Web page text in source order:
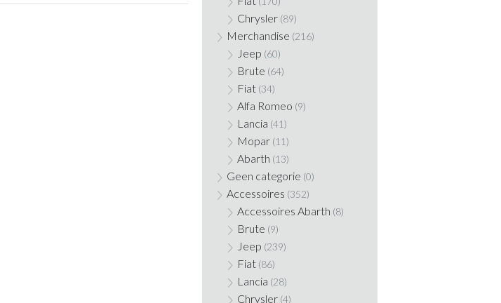
Chrysler (89)
Merchandise (216)
Jeep (60)
Brute (64)
Fiat (34)
Alfa Romeo (9)
Lancia (41)
Mopar (11)
Abarth (13)
Geen categorie (0)
Accessoires (352)
Accessoires Abarth (8)
Brute (9)
Jeep (239)
Fiat (86)
Lancia (28)
Chrysler (4)